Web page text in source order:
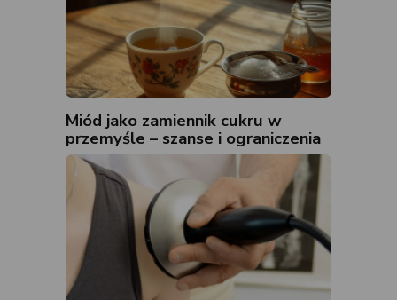
Miód jako zamiennik cukru w
przemyśle – szanse i ograniczenia